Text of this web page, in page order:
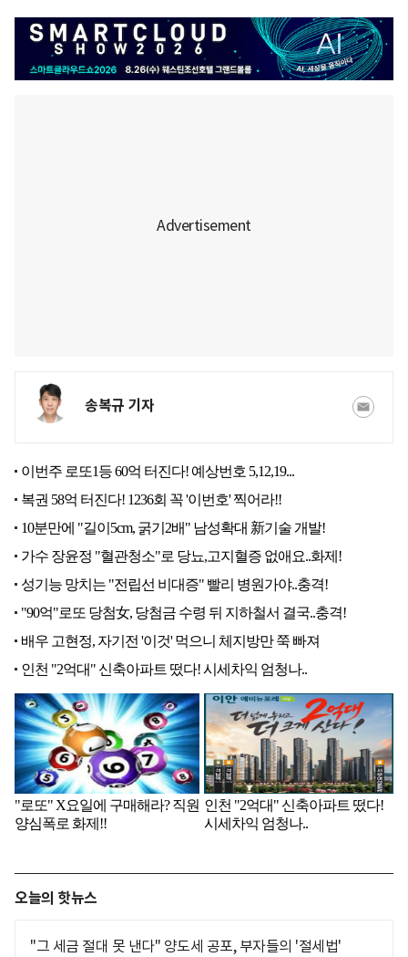
송복규 기자
오늘의 핫뉴스
"그 세금 절대 못 낸다" 양도세 공포, 부자들의 '절세법'